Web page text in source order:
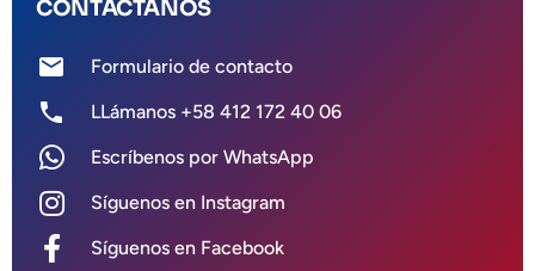
CONTÁCTANOS
mail Formulario de contacto
phone
LLámanos +58 412 172 40 06
Escríbenos por WhatsApp
Síguenos en Instagram
Síguenos en Facebook